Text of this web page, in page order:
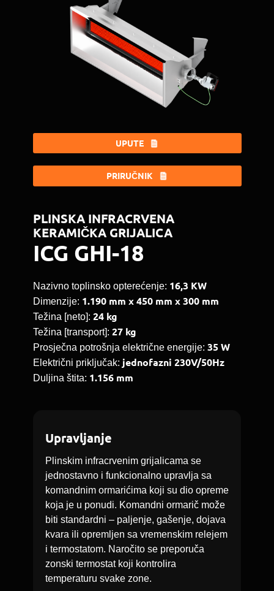
UPUTE
PRIRUČNIK
PLINSKA INFRACRVENA
KERAMIČKA GRIJALICA
ICG GHI-18
Nazivno toplinsko opterećenje: 16,3 KW
Dimenzije: 1.190 mm x 450 mm x 300 mm
Težina [neto]: 24 kg
Težina [transport]: 27 kg
Prosječna potrošnja električne energije: 35 W
Električni priključak: jednofazni 230V/50Hz
Duljina štita: 1.156 mm
Upravljanje
Plinskim infracrvenim grijalicama se
jednostavno i funkcionalno upravlja sa
komandnim ormarićima koji su dio opreme
koja je u ponudi. Komandni ormarič može
biti standardni – paljenje, gašenje, dojava
kvara ili opremljen sa vremenskim relejem
i termostatom. Naročito se preporuča
zonski termostat koji kontrolira
temperaturu svake zone.